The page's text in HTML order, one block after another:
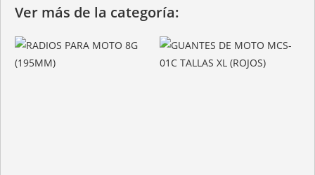
Ver más de la categoría: